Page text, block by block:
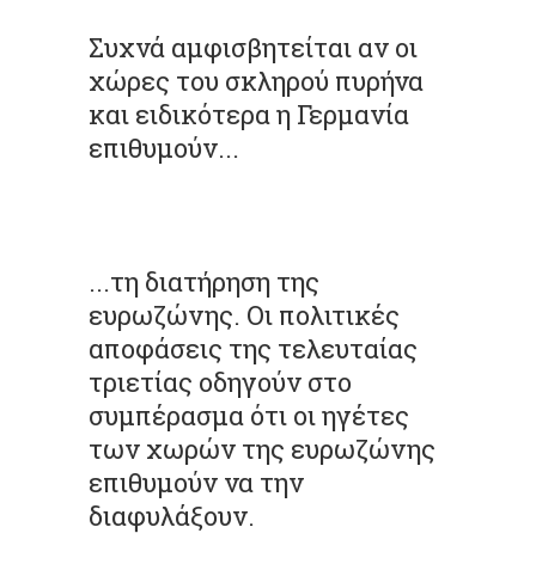
Συχνά αμφισβητείται αν οι
χώρες του σκληρού πυρήνα
και ειδικότερα η Γερμανία
επιθυμούν...
...τη διατήρηση της
ευρωζώνης. Οι πολιτικές
αποφάσεις της τελευταίας
τριετίας οδηγούν στο
συμπέρασμα ότι οι ηγέτες
των χωρών της ευρωζώνης
επιθυμούν να την
διαφυλάξουν.